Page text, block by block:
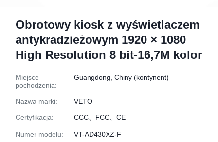
Obrotowy kiosk z wyświetlaczem
antykradzieżowym 1920 × 1080
High Resolution 8 bit-16,7M kolor
Miejsce
pochodzenia:
Guangdong, Chiny (kontynent)
Nazwa marki: VETO
Certyfikacja: CCC、FCC、CE
Numer modelu: VT-AD430XZ-F